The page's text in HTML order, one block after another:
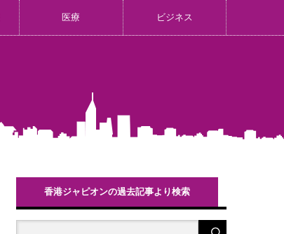
医療 ビジネス
香港ジャピオンの過去記事より検索